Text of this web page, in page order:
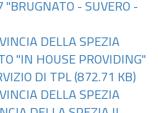
"BRUGNATO - SUVERO -
DELLA SPEZIA
"IN HOUSE PROVIDING"
DI TPL (872.71 KB)
DELLA SPEZIA